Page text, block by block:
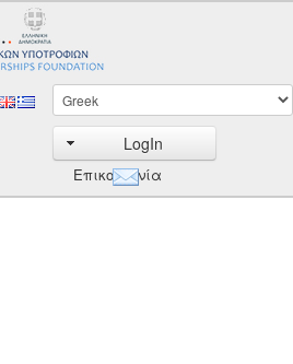
LogIn
Επικοινωνία